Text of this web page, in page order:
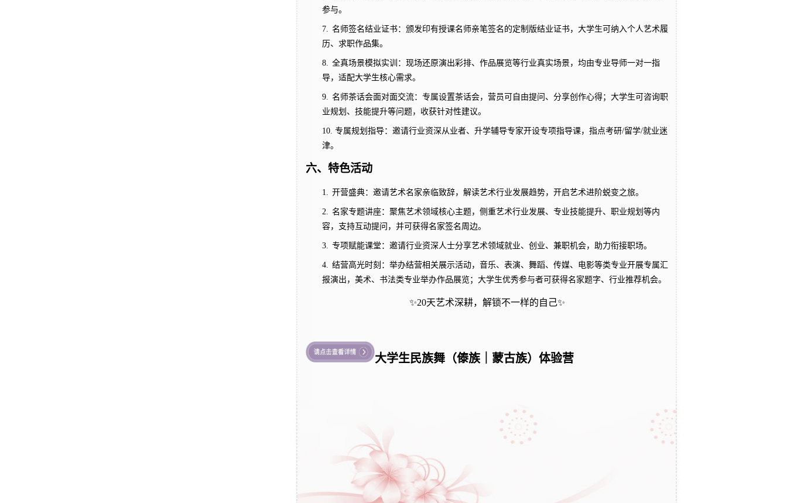
参与。
7. 名师签名结业证书：颁发印有授课名师亲笔签名的定制版结业证书，大学生可纳入个人艺术履
历、求职作品集。
8. 全真场景模拟实训：现场还原演出彩排、作品展览等行业真实场景，均由专业导师一对一指
导，适配大学生核心需求。
9. 名师茶话会面对面交流：专属设置茶话会，营员可自由提问、分享创作心得；大学生可咨询职
业规划、技能提升等问题，收获针对性建议。
10. 专属规划指导：邀请行业资深从业者、升学辅导专家开设专项指导课，指点考研/留学/就业迷
津。
六、特色活动
1. 开营盛典：邀请艺术名家亲临致辞，解读艺术行业发展趋势，开启艺术进阶蜕变之旅。
2. 名家专题讲座：聚焦艺术领域核心主题，侧重艺术行业发展、专业技能提升、职业规划等内
容，支持互动提问，并可获得名家签名周边。
3. 专项赋能课堂：邀请行业资深人士分享艺术领域就业、创业、兼职机会，助力衔接职场。
4. 结营高光时刻：举办结营相关展示活动，音乐、表演、舞蹈、传媒、电影等类专业开展专属汇
报演出，美术、书法类专业举办作品展览；大学生优秀参与者可获得名家题字、行业推荐机会。
✨20天艺术深耕，解锁不一样的自己✨
大学生民族舞（傣族｜蒙古族）体验营